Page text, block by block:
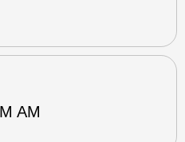
AM